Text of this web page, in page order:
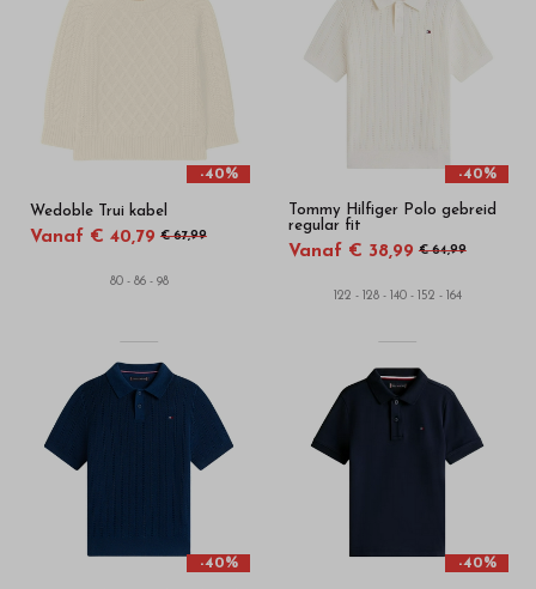
-40%
Wedoble Trui kabel
Vanaf € 40,79 € 67,99
80 - 86 - 98
-40%
Tommy Hilfiger Polo gebreid
regular fit
Vanaf € 38,99 € 64,99
122 - 128 - 140 - 152 - 164
-40% -40%